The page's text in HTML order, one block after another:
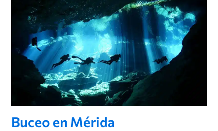
Buceo en Mérida